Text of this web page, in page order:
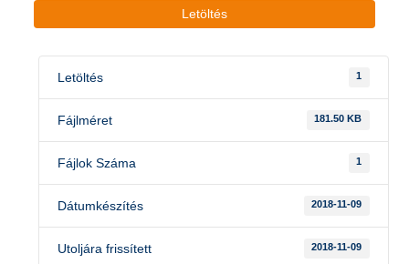
Letöltés
Letöltés 1
Fájlméret 181.50 KB
Fájlok Száma 1
Dátumkészítés 2018-11-09
Utoljára frissített 2018-11-09